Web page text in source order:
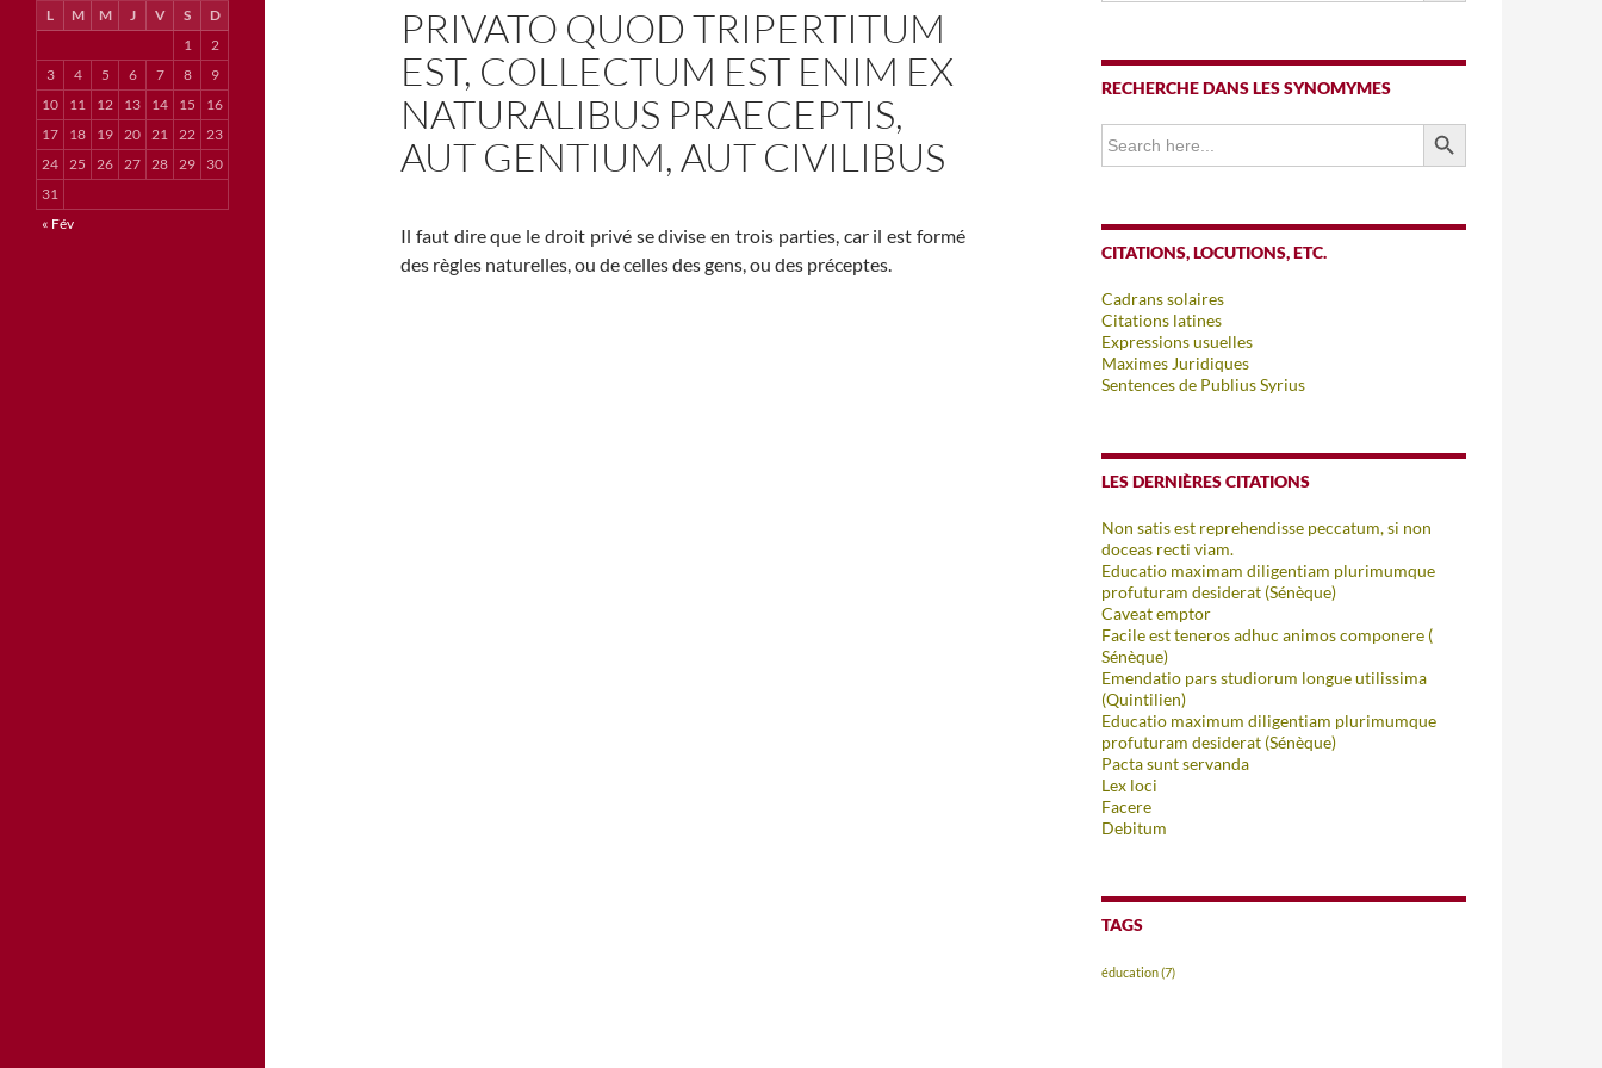
PRIVATO QUOD TRIPERTITUM
EST, COLLECTUM EST ENIM EX
NATURALIBUS PRAECEPTIS,
AUT GENTIUM, AUT CIVILIBUS
Il faut dire que le droit privé se divise en trois parties, car il est formé
des règles naturelles, ou de celles des gens, ou des préceptes.
RECHERCHE DANS LES SYNOMYMES
Search
for:
SEARCH BUTTON
CITATIONS, LOCUTIONS, ETC.
Cadrans solaires
Citations latines
Expressions usuelles
Maximes Juridiques
Sentences de Publius Syrius
LES DERNIÈRES CITATIONS
Non satis est reprehendisse peccatum, si non
doceas recti viam.
Educatio maximam diligentiam plurimumque
profuturam desiderat (Sénèque)
Caveat emptor
Facile est teneros adhuc animos componere (
Sénèque)
Emendatio pars studiorum longue utilissima
(Quintilien)
Educatio maximum diligentiam plurimumque
profuturam desiderat (Sénèque)
Pacta sunt servanda
Lex loci
Facere
Debitum
TAGS
éducation(7)
L M M J V S
D
1
2
3
4 5 6 7 8
9
10
11 12 13 14 15
16
17
18 19 20 21 22 23
24 25 26 27 28 29
30
31
« Fév